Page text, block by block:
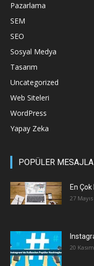
Pazarlama
SEM
SEO
Sosyal Medya
Tasarım
Uncategorized
Web Siteleri
WordPress
Yapay Zeka
POPÜLER
En
27
20